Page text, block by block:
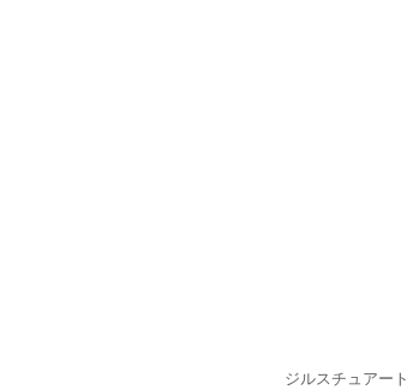
ジルスチュアー